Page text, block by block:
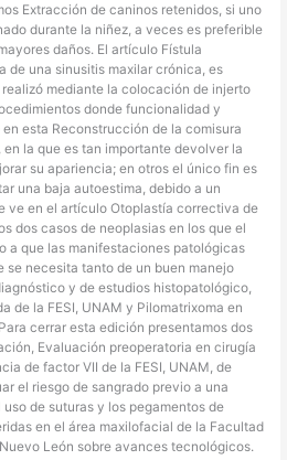
Extracción de caninos retenidos, si uno
durante la niñez, a veces es preferible
daños. El artículo Fístula
de una sinusitis maxilar crónica, es
mediante la colocación de injerto
donde funcionalidad y
esta Reconstrucción de la comisura
la que es tan importante devolver la
su apariencia; en otros el único fin es
una baja autoestima, debido a un
ve en el artículo Otoplastía correctiva de
dos casos de neoplasias en los que el
a que las manifestaciones patológicas
se necesita tanto de un buen manejo
y de estudios histopatológico,
de la FESI, UNAM y Pilomatrixoma en
cerrar esta edición presentamos dos
Evaluación preoperatoria en cirugía
de factor VII de la FESI, UNAM, de
el riesgo de sangrado previo a una
de suturas y los pegamentos de
en el área maxilofacial de la Facultad
León sobre avances tecnológicos.